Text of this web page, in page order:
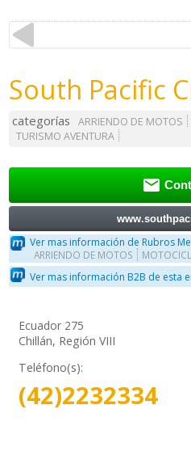
South Pacific
categorías ARRIENDO DE MOTOS
TURISMO AVENTURA

Ver mas información de Rubros
ARRIENDO DE MOTOS
Ver mas información B2B de esta
Ecuador 275
Chillán, Región VIII
Teléfono(s):
(42)2232334